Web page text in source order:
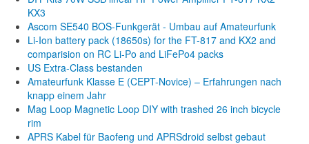
KX3
Ascom SE540 BOS-Funkgerät - Umbau auf Amateurfunk
Li-Ion battery pack (18650s) for the FT-817 and KX2 and
comparision on RC Li-Po and LiFePo4 packs
US Extra-Class bestanden
Amateurfunk Klasse E (CEPT-Novice) – Erfahrungen nach
knapp einem Jahr
Mag Loop Magnetic Loop DIY with trashed 26 inch bicycle
rim
APRS Kabel für Baofeng und APRSdroid selbst gebaut